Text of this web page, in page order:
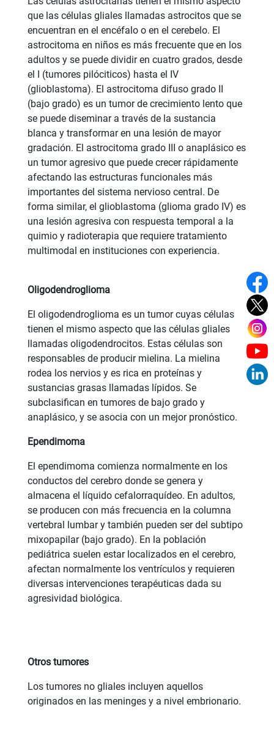
que las células gliales llamadas astrocitos que se
encuentran en el encéfalo o en el cerebelo. El
astrocitoma en niños es más frecuente que en los
adultos y se puede dividir en cuatro grados, desde
el I (tumores pilóciticos) hasta el IV
(glioblastoma). El astrocitoma difuso grado II
(bajo grado) es un tumor de crecimiento lento que
se puede diseminar a través de la sustancia
blanca y transformar en una lesión de mayor
gradación. El astrocitoma grado III o anaplásico es
un tumor agresivo que puede crecer rápidamente
afectando las estructuras funcionales más
importantes del sistema nervioso central. De
forma similar, el glioblastoma (glioma grado IV) es
una lesión agresiva con respuesta temporal a la
quimio y radioterapia que requiere tratamiento
multimodal en instituciones con experiencia.
Oligodendroglioma
El oligodendroglioma es un tumor cuyas células
tienen el mismo aspecto que las células gliales
llamadas oligodendrocitos. Estas células son
responsables de producir mielina. La mielina
rodea los nervios y es rica en proteínas y
sustancias grasas llamadas lípidos. Se
subclasifican en tumores de bajo grado y
anaplásico, y se asocia con un mejor pronóstico.
Ependimoma
El ependimoma comienza normalmente en los
conductos del cerebro donde se genera y
almacena el líquido cefalorraquídeo. En adultos,
se producen con más frecuencia en la columna
vertebral lumbar y también pueden ser del subtipo
mixopapilar (bajo grado). En la población
pediátrica suelen estar localizados en el cerebro,
afectan normalmente los ventrículos y requieren
diversas intervenciones terapéuticas dada su
agresividad biológica.
Otros tumores
Los tumores no gliales incluyen aquellos
originados en las meninges y a nivel embrionario.